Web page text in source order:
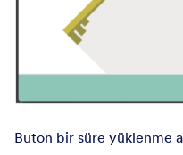
Buton bir süre yüklenme